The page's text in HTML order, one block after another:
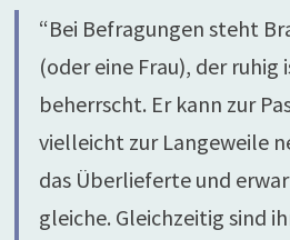
“Bei Befragungen steht
(oder eine Frau), der ruhig
beherrscht. Er kann zur
vielleicht zur Langeweile
das Überlieferte und
gleiche. Gleichzeitig sind